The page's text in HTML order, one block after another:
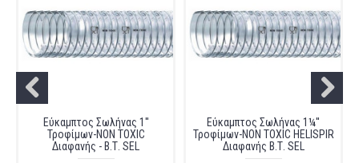
Εύκαμπτος Σωλήνας 1''
Τροφίμων-NON TOXIC
Διαφανής - Β.Τ. SEL
Εύκαμπτος Σωλήνας 1¼''
Τρoφίμων-NON TOXIC HELISPIR
Διαφανής Β.Τ. SEL